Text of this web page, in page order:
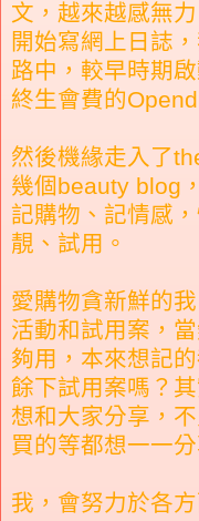
文，越來越感無
開始寫網上日誌
路中，較早時期
終生會費的
然後機緣走入了
幾個beauty blog
記購物、記情感
靚、試用。
愛購物貪新鮮的
活動和試用案，
夠用，本來想記
餘下試用案嗎？
想和大家分享，
買的等都想一一分
我，會努力於各